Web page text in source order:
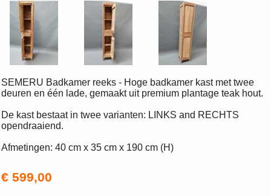
SEMERU Badkamer reeks - Hoge badkamer kast met twee
deuren en één lade, gemaakt uit premium plantage teak hout.
De kast bestaat in twee varianten: LINKS and RECHTS
opendraaiend.
Afmetingen: 40 cm x 35 cm x 190 cm (H)
€ 599,00